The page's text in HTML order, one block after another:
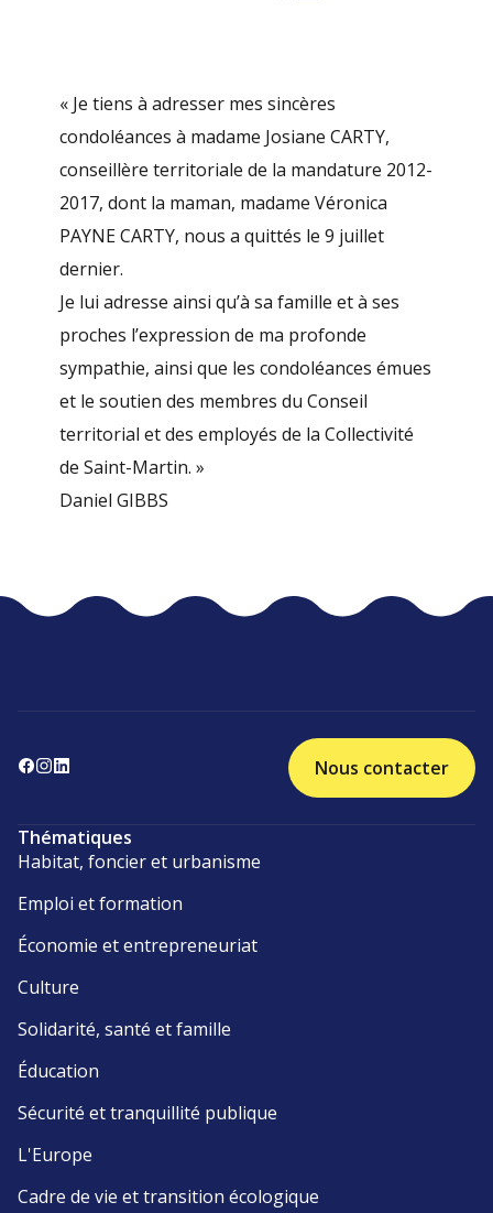
« Je tiens à adresser mes sincères
condoléances à madame Josiane CARTY,
conseillère territoriale de la mandature 2012-
2017, dont la maman, madame Véronica
PAYNE CARTY, nous a quittés le 9 juillet
dernier.
Je lui adresse ainsi qu’à sa famille et à ses
proches l’expression de ma profonde
sympathie, ainsi que les condoléances émues
et le soutien des membres du Conseil
territorial et des employés de la Collectivité
de Saint-Martin. »
Daniel GIBBS
Nous contacter
Thématiques
Habitat, foncier et urbanisme
Emploi et formation
Économie et entrepreneuriat
Culture
Solidarité, santé et famille
Éducation
Sécurité et tranquillité publique
L'Europe
Cadre de vie et transition écologique